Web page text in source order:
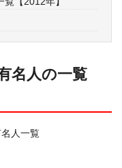
名人の一覧
人一覧